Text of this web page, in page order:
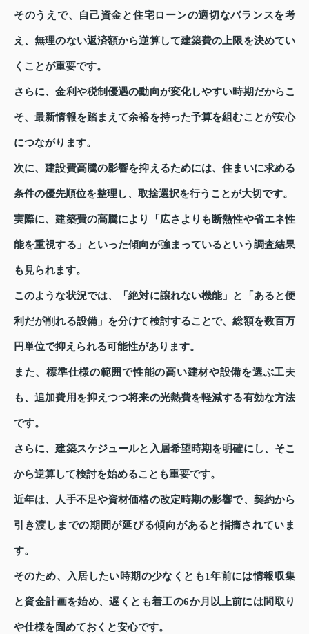
そのうえで、自己資金と住宅ローンの適切なバランスを考
え、無理のない返済額から逆算して建築費の上限を決めてい
くことが重要です。
さらに、金利や税制優遇の動向が変化しやすい時期だからこ
そ、最新情報を踏まえて余裕を持った予算を組むことが安心
につながります。
次に、建設費高騰の影響を抑えるためには、住まいに求める
条件の優先順位を整理し、取捨選択を行うことが大切です。
実際に、建築費の高騰により「広さよりも断熱性や省エネ性
能を重視する」といった傾向が強まっているという調査結果
も見られます。
このような状況では、「絶対に譲れない機能」と「あると便
利だが削れる設備」を分けて検討することで、総額を数百万
円単位で抑えられる可能性があります。
また、標準仕様の範囲で性能の高い建材や設備を選ぶ工夫
も、追加費用を抑えつつ将来の光熱費を軽減する有効な方法
です。
さらに、建築スケジュールと入居希望時期を明確にし、そこ
から逆算して検討を始めることも重要です。
近年は、人手不足や資材価格の改定時期の影響で、契約から
引き渡しまでの期間が延びる傾向があると指摘されていま
す。
そのため、入居したい時期の少なくとも1年前には情報収集
と資金計画を始め、遅くとも着工の6か月以上前には間取り
や仕様を固めておくと安心です。